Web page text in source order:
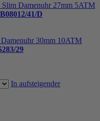
41/D
29
In aufsteigender